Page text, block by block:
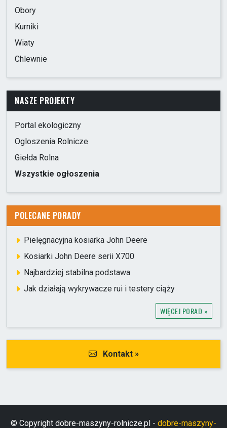
Obory
Kurniki
Wiaty
Chlewnie
NASZE PROJEKTY
Portal ekologiczny
Ogloszenia Rolnicze
Giełda Rolna
Wszystkie ogłoszenia
POLECANE PORADY
Pielęgnacyjna kosiarka John Deere
Kosiarki John Deere serii X700
Najbardziej stabilna podstawa
Jak działają wykrywacze rui i testery ciąży
WIĘCEJ PORAD »
Kontakt »
© Copyright dobre-maszyny-rolnicze.pl - dobre-maszyny-